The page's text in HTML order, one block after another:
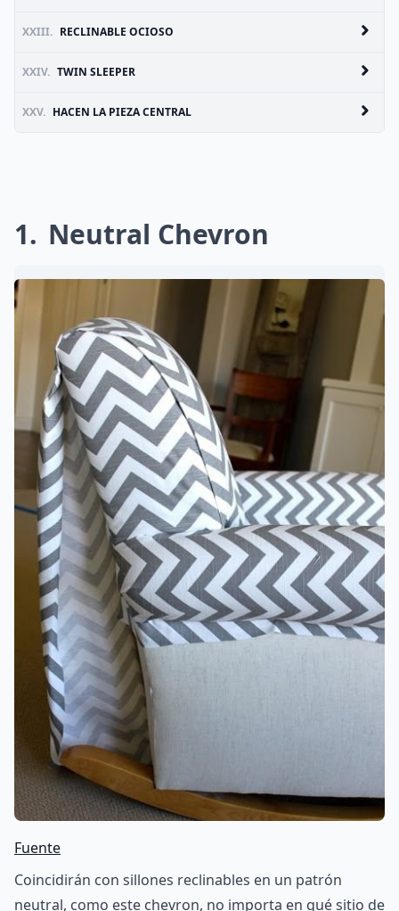
XXIII. RECLINABLE OCIOSO
XXIV. TWIN SLEEPER
XXV. HACEN LA PIEZA CENTRAL
1 Neutral Chevron
Fuente
Coincidirán con sillones reclinables en un patrón
neutral, como este chevron, no importa en qué sitio de